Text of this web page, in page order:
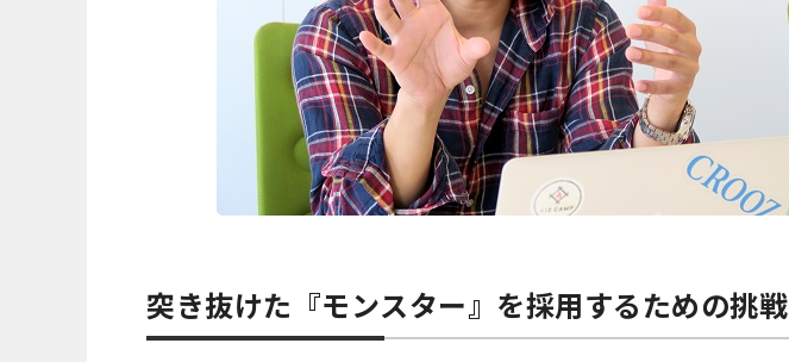
突き抜けた『モンスター』を採用するための挑戦